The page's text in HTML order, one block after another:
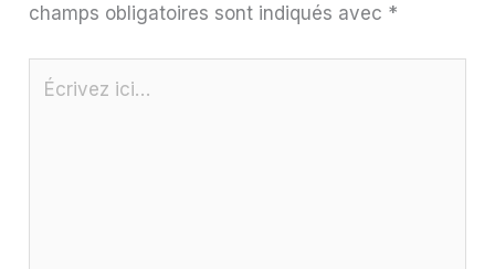
champs obligatoires sont indiqués avec *
Écrivez